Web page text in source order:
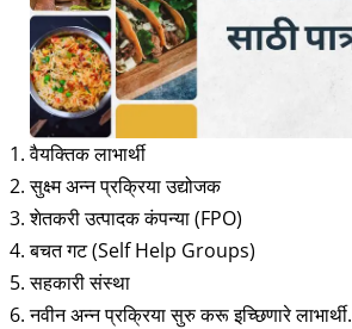
वैयक्तिक लाभार्थी
सुक्ष्म अन्न प्रक्रिया उद्योजक
शेतकरी उत्पादक कंपन्या (FPO)
बचत गट (Self Help Groups)
सहकारी संस्था
नवीन अन्न प्रक्रिया सुरु करू इच्छिणारे लाभार्थी.